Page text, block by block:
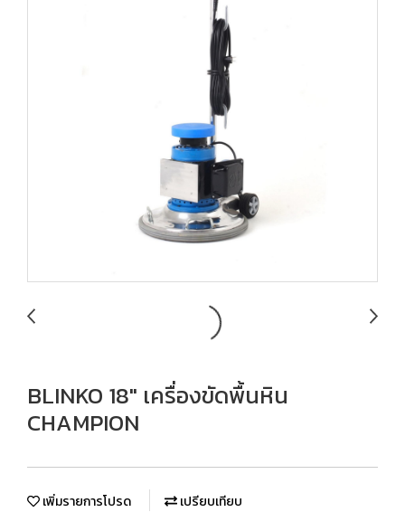
BLINKO 18" เครื่องขัดพื้นหิน
CHAMPION
เพิ่มรายการโปรด เปรียบเทียบ